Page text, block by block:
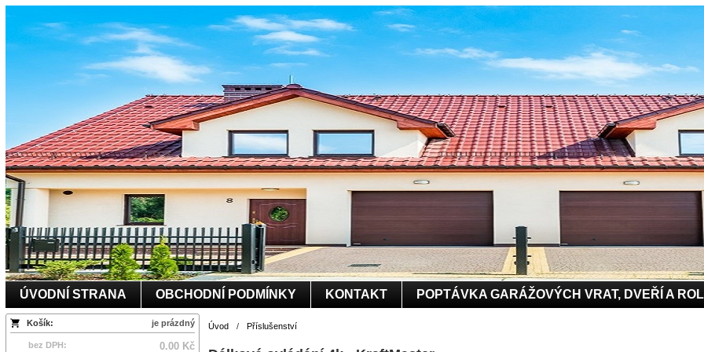
ÚVODNÍ STRANA OBCHODNÍ PODMÍNKY KONTAKT POPTÁVKA GARÁŽOVÝCH VRAT, DVEŘÍ A
Košík: je prázdný
bez DPH: 0.00 Kč
Úvod / Příslušenství